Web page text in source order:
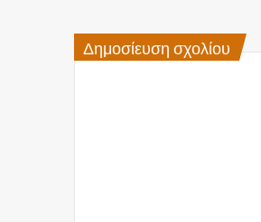
Δημοσίευση σχολίου